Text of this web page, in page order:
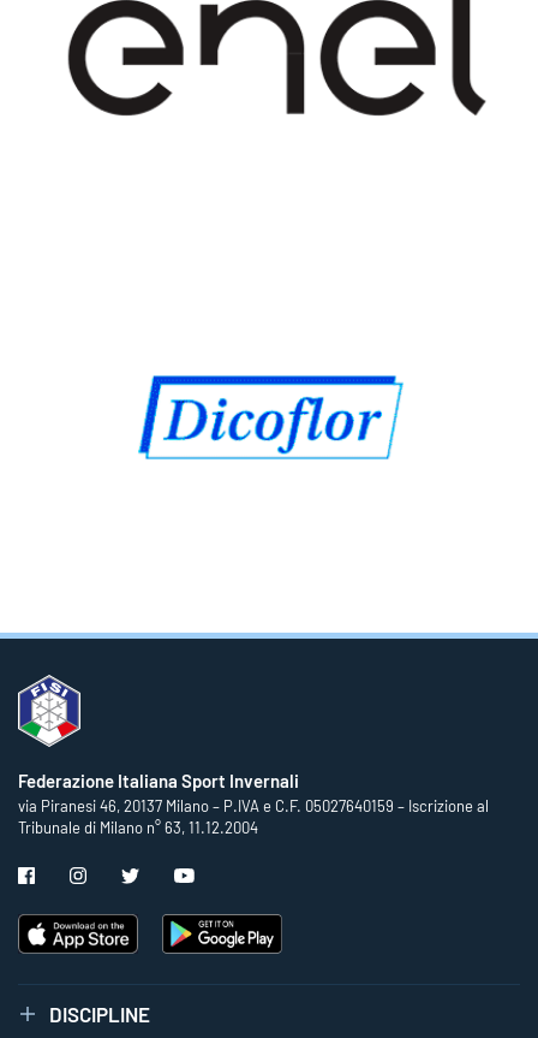
Federazione Italiana Sport Invernali
via Piranesi 46, 20137 Milano – P.IVA e C.F. 05027640159 – Iscrizione al
Tribunale di Milano n° 63, 11.12.2004
DISCIPLINE